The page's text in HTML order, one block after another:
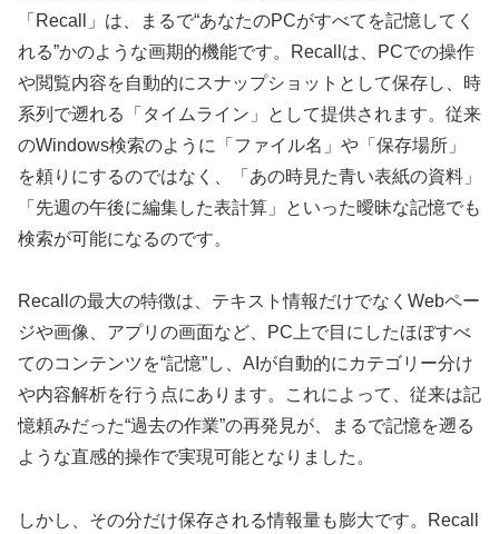
「Recall」は、まるで“あなたのPCがすべてを記憶してく
れる”かのような画期的機能です。Recallは、PCでの操作
や閲覧内容を自動的にスナップショットとして保存し、時
系列で遡れる「タイムライン」として提供されます。従来
のWindows検索のように「ファイル名」や「保存場所」
を頼りにするのではなく、「あの時見た青い表紙の資料」
「先週の午後に編集した表計算」といった曖昧な記憶でも
検索が可能になるのです。
Recallの最大の特徴は、テキスト情報だけでなくWebペー
ジや画像、アプリの画面など、PC上で目にしたほぼすべ
てのコンテンツを“記憶”し、AIが自動的にカテゴリー分け
や内容解析を行う点にあります。これによって、従来は記
憶頼みだった“過去の作業”の再発見が、まるで記憶を遡る
ような直感的操作で実現可能となりました。
しかし、その分だけ保存される情報量も膨大です。Recall